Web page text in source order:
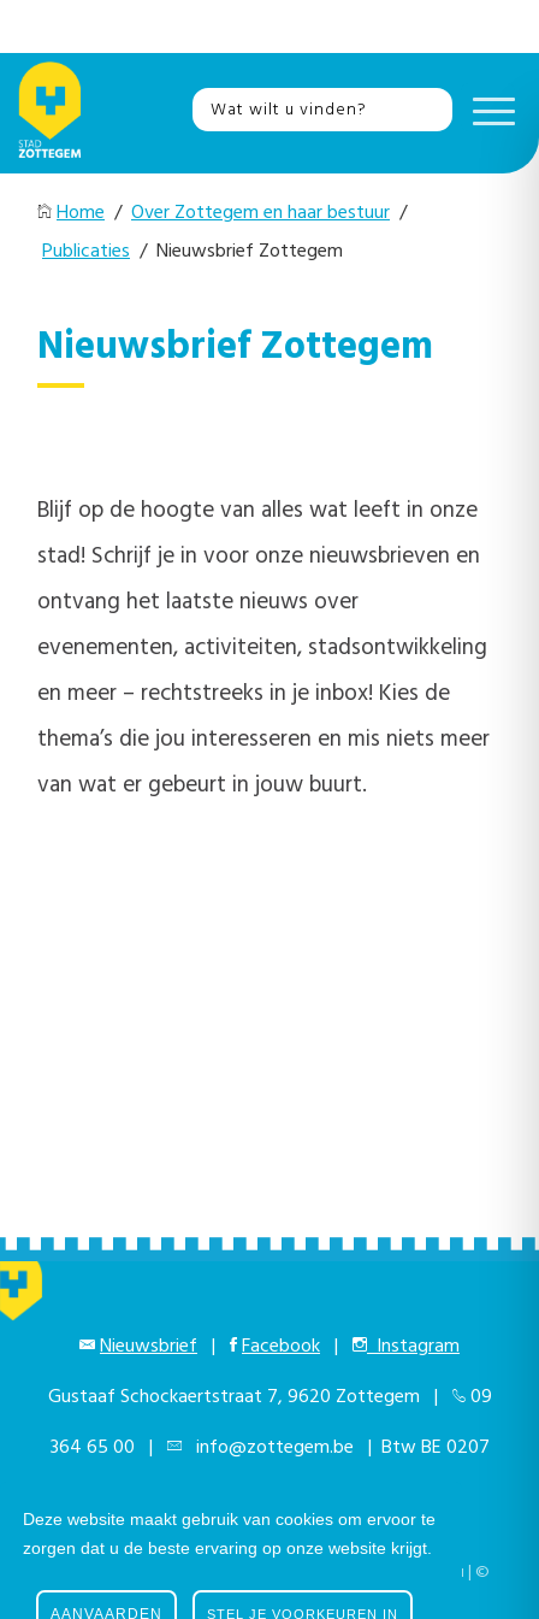
Deze website maakt gebruik van cookies om ervoor te
zorgen dat u de beste ervaring op onze website krijgt.
STEL JE VOORKEUREN IN
AANVAARDEN
Home / Over Zottegem en haar bestuur /
Publicaties / Nieuwsbrief Zottegem
Nieuwsbrief Zottegem
Blijf op de hoogte van alles wat leeft in onze
stad! Schrijf je in voor onze nieuwsbrieven en
ontvang het laatste nieuws over
evenementen, activiteiten, stadsontwikkeling
en meer – rechtstreeks in je inbox! Kies de
thema’s die jou interesseren en mis niets meer
van wat er gebeurt in jouw buurt.
Nieuwsbrief | Facebook |
Instagram
Gustaaf Schockaertstraat 7, 9620 Zottegem |
09
364 65 00 | info@zottegem.be | Btw BE 0207
Telefonisch bereikbaar elke werkdag van 9.00u tot 12.00u | ©
Stad Zottegem | Powered byThe eForum Factory